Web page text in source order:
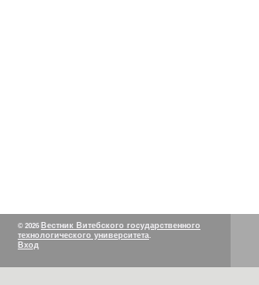
© 2026 Вестник Витебского государственного
технологического университета.
Вход